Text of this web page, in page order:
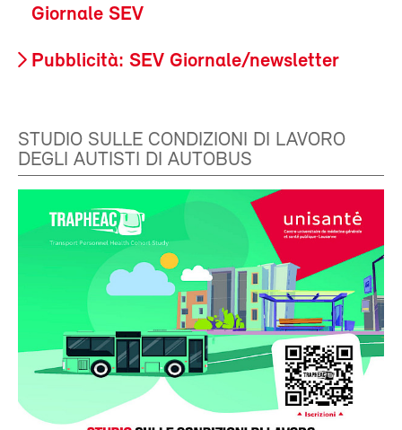
Giornale SEV
Pubblicità: SEV Giornale/newsletter
STUDIO SULLE CONDIZIONI DI LAVORO
DEGLI AUTISTI DI AUTOBUS